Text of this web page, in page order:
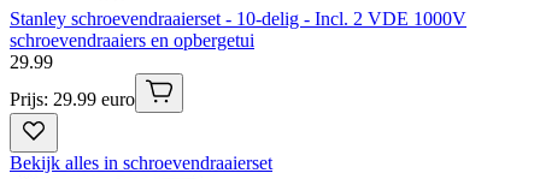
Stanley schroevendraaierset - 10-delig - Incl. 2 VDE 1000V
schroevendraaiers en opbergetui
29.99
Prijs: 29.99 euro
Bekijk alles in schroevendraaierset